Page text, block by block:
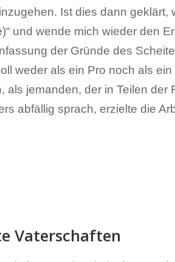
Ist dies dann geklärt,
und wende mich wieder den
der Gründe des
weder als ein Pro noch als
als jemanden, der in Teilen der
abfällig sprach, erzielte die
Vaterschaften